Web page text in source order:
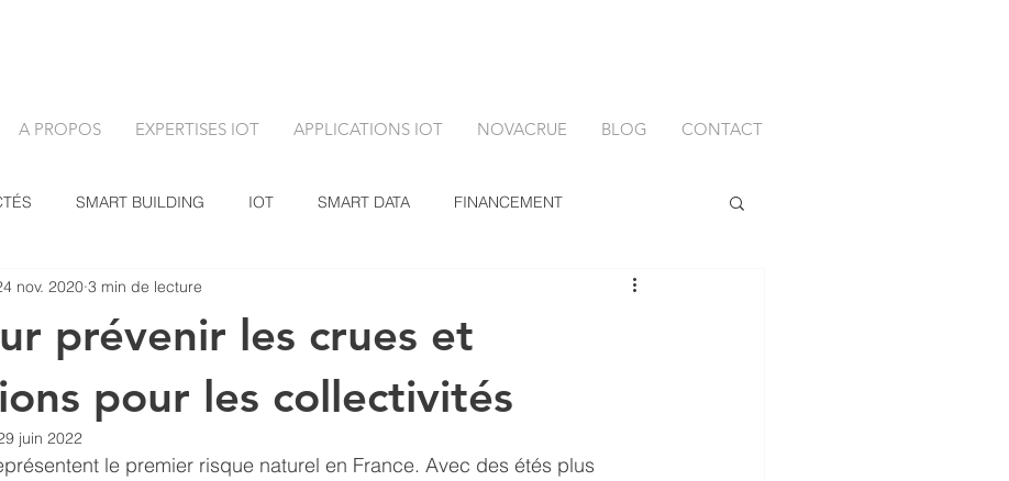
A PROPOS EXPERTISES IOT APPLICATIONS IOT NOVACRUE BLOG CONTACT
SMART BUILDING IOT SMART DATA FINANCEMENT
prévenir les crues et
pour les collectivités
nov. 2020 3 min de lecture
juin 2022
le premier risque naturel en France. Avec des étés plus